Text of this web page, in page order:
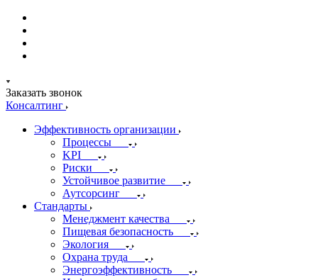
Заказать звонок
Консалтинг
Эффективность организации
Процессы
KPI
Риски
Устойчивое развитие
Аутсорсинг
Стандарты
Менеджмент качества
Пищевая безопасность
Экология
Охрана труда
Энергоэффективность